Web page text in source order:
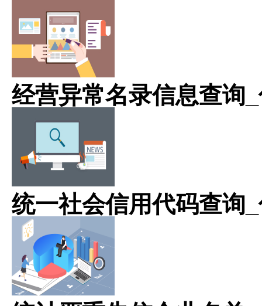
经营异常名录信息查询
统一社会信用代码查询